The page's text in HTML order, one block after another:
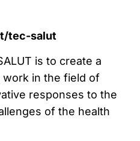
tec-salut
is to create a
work in the field of
responses to the
of the health